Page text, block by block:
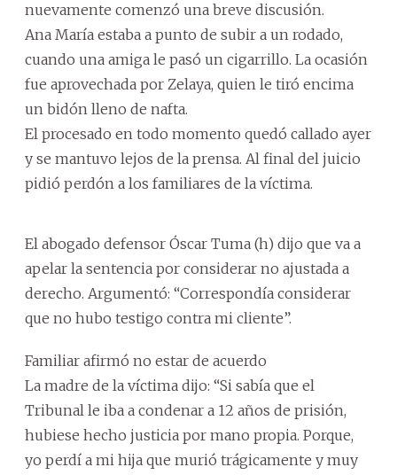
nuevamente comenzó una breve discusión.
Ana María estaba a punto de subir a un rodado,
cuando una amiga le pasó un cigarrillo. La ocasión
fue aprovechada por Zelaya, quien le tiró encima
un bidón lleno de nafta.
El procesado en todo momento quedó callado ayer
y se mantuvo lejos de la prensa. Al final del juicio
pidió perdón a los familiares de la víctima.
El abogado defensor Óscar Tuma (h) dijo que va a
apelar la sentencia por considerar no ajustada a
derecho. Argumentó: “Correspondía considerar
que no hubo testigo contra mi cliente”.
Familiar afirmó no estar de acuerdo
La madre de la víctima dijo: “Si sabía que el
Tribunal le iba a condenar a 12 años de prisión,
hubiese hecho justicia por mano propia. Porque,
yo perdí a mi hija que murió trágicamente y muy